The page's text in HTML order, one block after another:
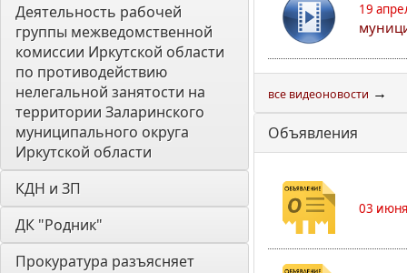
Деятельность рабочей
группы межведомственной
комиссии Иркутской области
по противодействию
нелегальной занятости на
территории Заларинского
муниципального округа
Иркутской области
КДН и ЗП
ДК "Родник"
Прокуратура разъясняет
19
все видеоновости →
Объявления
03